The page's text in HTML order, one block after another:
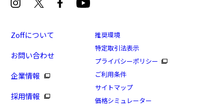
[スペシャルプライス]SLENDER COMBINATION(ア
ウトレット店舗限定商品)
商品番号：ZJ241005-81A1/フレームカラー：パープル
(クリア)/単価：￥10,080
Zoffについて
お問い合わせ
企業情報
採用情報
推奨環境
特定取引法表示
プライバシーポリシー
ご利用条件
サイトマップ
価格シミュレーター